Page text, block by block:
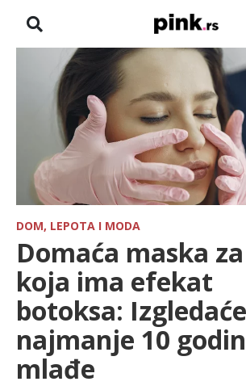
NASLOVNA
ZADRUGA
SHOWBIZ
HRONIKA
FARMERI
SPORT
LIFESTYLE
DOM, LEPOTA I MODA
Domaća maska
koja ima efekat
botoksa:
najmanje 10
mlađe